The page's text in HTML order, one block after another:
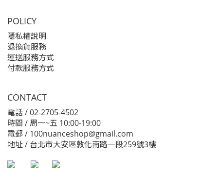
POLICY
隱私權說明
退換貨服務
運送服務方式
付款服務方式
CONTACT
電話 / 02-2705-4502
時間 / 周一~五 10:00-19:00
電郵 / 100nuanceshop@gmail.com
地址 / 台北市大安區敦化南路一段259號3樓